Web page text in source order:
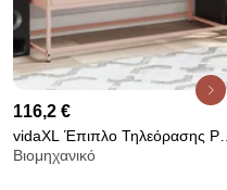
116,2 €
vidaXL Έπιπλο Τηλεόρασης Ροζ
100,5x39x60,5 εκ. από Ατσάλι
Βιομηχανικό